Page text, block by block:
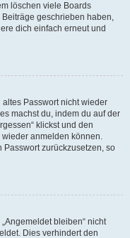
löschen viele Boards
geschrieben haben,
dich einfach erneut und
Passwort nicht wieder
machst du, indem du auf der
klickst und den
anmelden können.
zurückzusetzen, so
bleiben“ nicht
Dies verhindert den